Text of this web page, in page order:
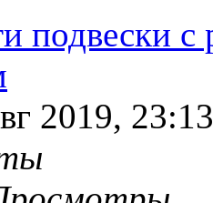
подвески
2019, 23:13